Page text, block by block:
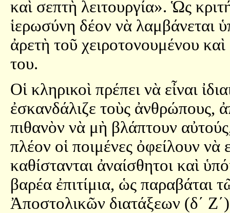
καὶ σεπτὴ λειτουργία». Ὡς
ἱερωσύνη δέον νὰ λαμβάνεται
ἀρετὴ τοῦ χειροτονουμένου
του.
Οἱ κληρικοὶ πρέπει νὰ εἶναι
ἐσκανδάλιζε τοὺς ἀνθρώπους,
πιθανὸν νὰ μὴ βλάπτουν
πλέον οἱ ποιμένες ὀφείλουν νὰ
καθίστανται ἀναίσθητοι καὶ
βαρέα ἐπιτίμια, ὡς παραβάται
Ἀποστολικῶν διατάξεων (δ´